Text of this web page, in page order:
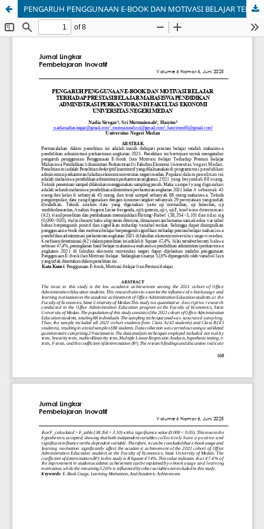
PENGARUH PENGGUNAAN E-BOOK DAN MOTIVASI BELAJAR TERHADAP PRESTASI BELAJAR MAHASISWA PENDIDIKAN ADMINISTRASI PERKANTORAN DI FAKULTAS EKONOMI UNIVERSITAS NEGERI MEDAN